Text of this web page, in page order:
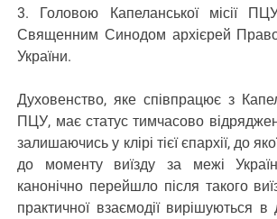
3. Головою Капеланської місії
Священним Синодом архієрей
України.
Духовенство, яке співпрацює з
ПЦУ, має статус тимчасово
залишаючись у клірі тієї єпархії, до
до моменту виїзду за межі
канонічно перейшло після такого
практичної взаємодії вирішуються в